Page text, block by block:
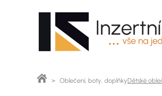
> Oblečení, boty, doplňkyDětské